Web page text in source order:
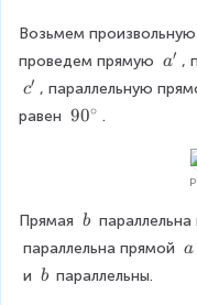
p
e
p
c
Возьмем
проведем прямую a
'
a′ ,
c
'
c′ , параллельную
равен 9
i
r
c
90∘ .
Прямая \
\
b
параллельна прямой \
a
и \
b параллельны.